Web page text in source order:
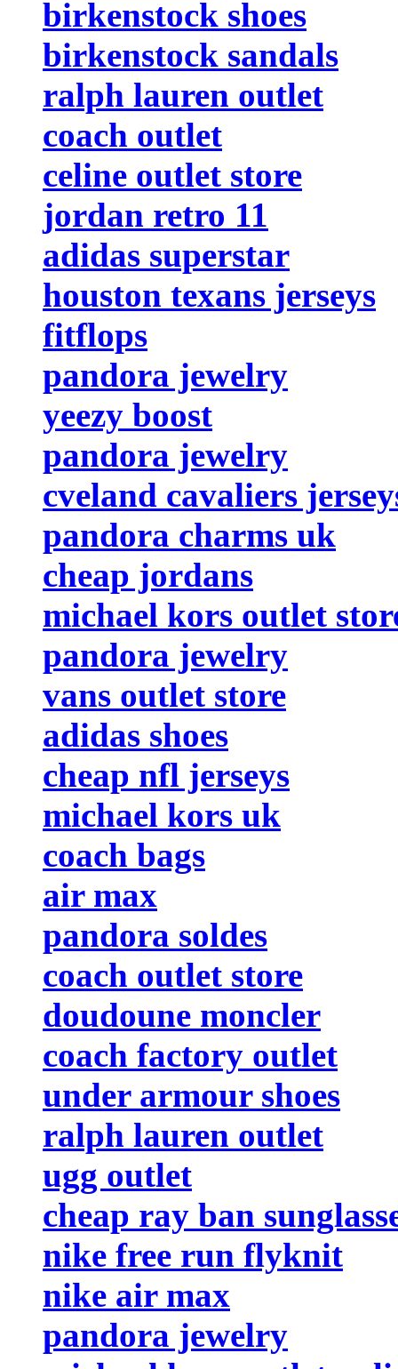
birkenstock shoes
birkenstock sandals
ralph lauren outlet
coach outlet
celine outlet store
jordan retro 11
adidas superstar
houston texans jerseys
fitflops
pandora jewelry
yeezy boost
pandora jewelry
cveland cavaliers
pandora charms uk
cheap jordans
michael kors outlet
pandora jewelry
vans outlet store
adidas shoes
cheap nfl jerseys
michael kors uk
coach bags
air max
pandora soldes
coach outlet store
doudoune moncler
coach factory outlet
under armour shoes
ralph lauren outlet
ugg outlet
cheap ray ban
nike free run flyknit
nike air max
pandora jewelry